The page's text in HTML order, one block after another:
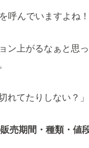
呼んでいますよね！
ン上がるなぁと思
てたりしない？」
売期間・種類・値